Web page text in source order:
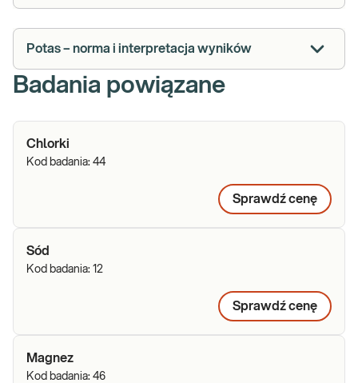
Potas – norma i interpretacja wyników
Badania powiązane
Chlorki
Kod badania: 44
Sprawdź cenę
Sód
Kod badania: 12
Sprawdź cenę
Magnez
Kod badania: 46